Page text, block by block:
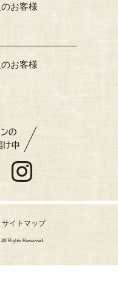
お客様
お客様
サイトマップ
Rights Reserved.